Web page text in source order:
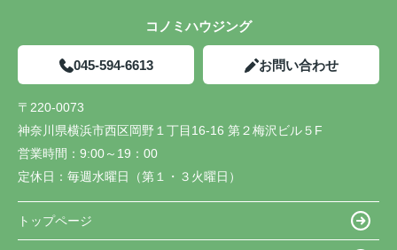
コノミハウジング
045-594-6613 お問い合わせ
〒220-0073
神奈川県横浜市西区岡野１丁目16-16 第２梅沢ビル５F
営業時間： 9:00～19：00
定休日： 毎週水曜日（第１・３火曜日）
トップページ